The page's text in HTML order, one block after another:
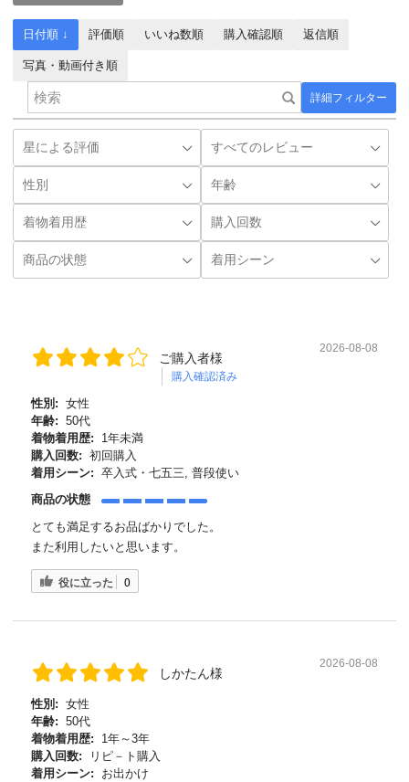
詳細フィルター
日付順 ↓ 評価順 いいね数順 購入確認順 返信順
写真・動画付き順
ご購入者様
購入確認済み
2026-08-08
性別: 女性
年齢: 50代
着物着用歴:
1年未満
購入回数: 初回購入
着用シーン: 卒入式・七五三, 普段使い
商品の状態
とても満足するお品ばかりでした。
また利用したいと思います。
役に立った 0
しかたん様
2026-08-08
性別: 女性
年齢: 50代
着物着用歴:
1年～3年
購入回数:
リピ－ト購入
着用シーン:
お出かけ